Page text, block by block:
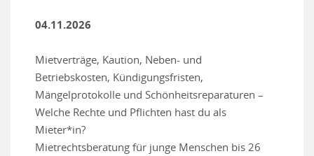
04.11.2026
Mietverträge, Kaution, Neben- und
Betriebskosten, Kündigungsfristen,
Mängelprotokolle und Schönheitsreparaturen –
Welche Rechte und Pflichten hast du als
Mieter*in?
Mietrechtsberatung für junge Menschen bis 26